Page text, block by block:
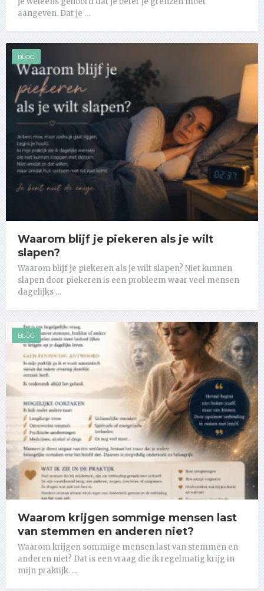
aangeven. Dat je …
BLOG
Waarom blijf je piekeren als je wilt
slapen?
Waarom blijf je piekeren als je wilt slapen? Niet kunnen
slapen door piekeren is een probleem waar veel mensen
dagelijks …
BLOG
Waarom krijgen sommige mensen last
van stemmen en anderen niet?
Waarom krijgen sommige mensen last van stemmen en
anderen niet? Dat is een vraag die ik regelmatig krijg in
mijn praktijk. …